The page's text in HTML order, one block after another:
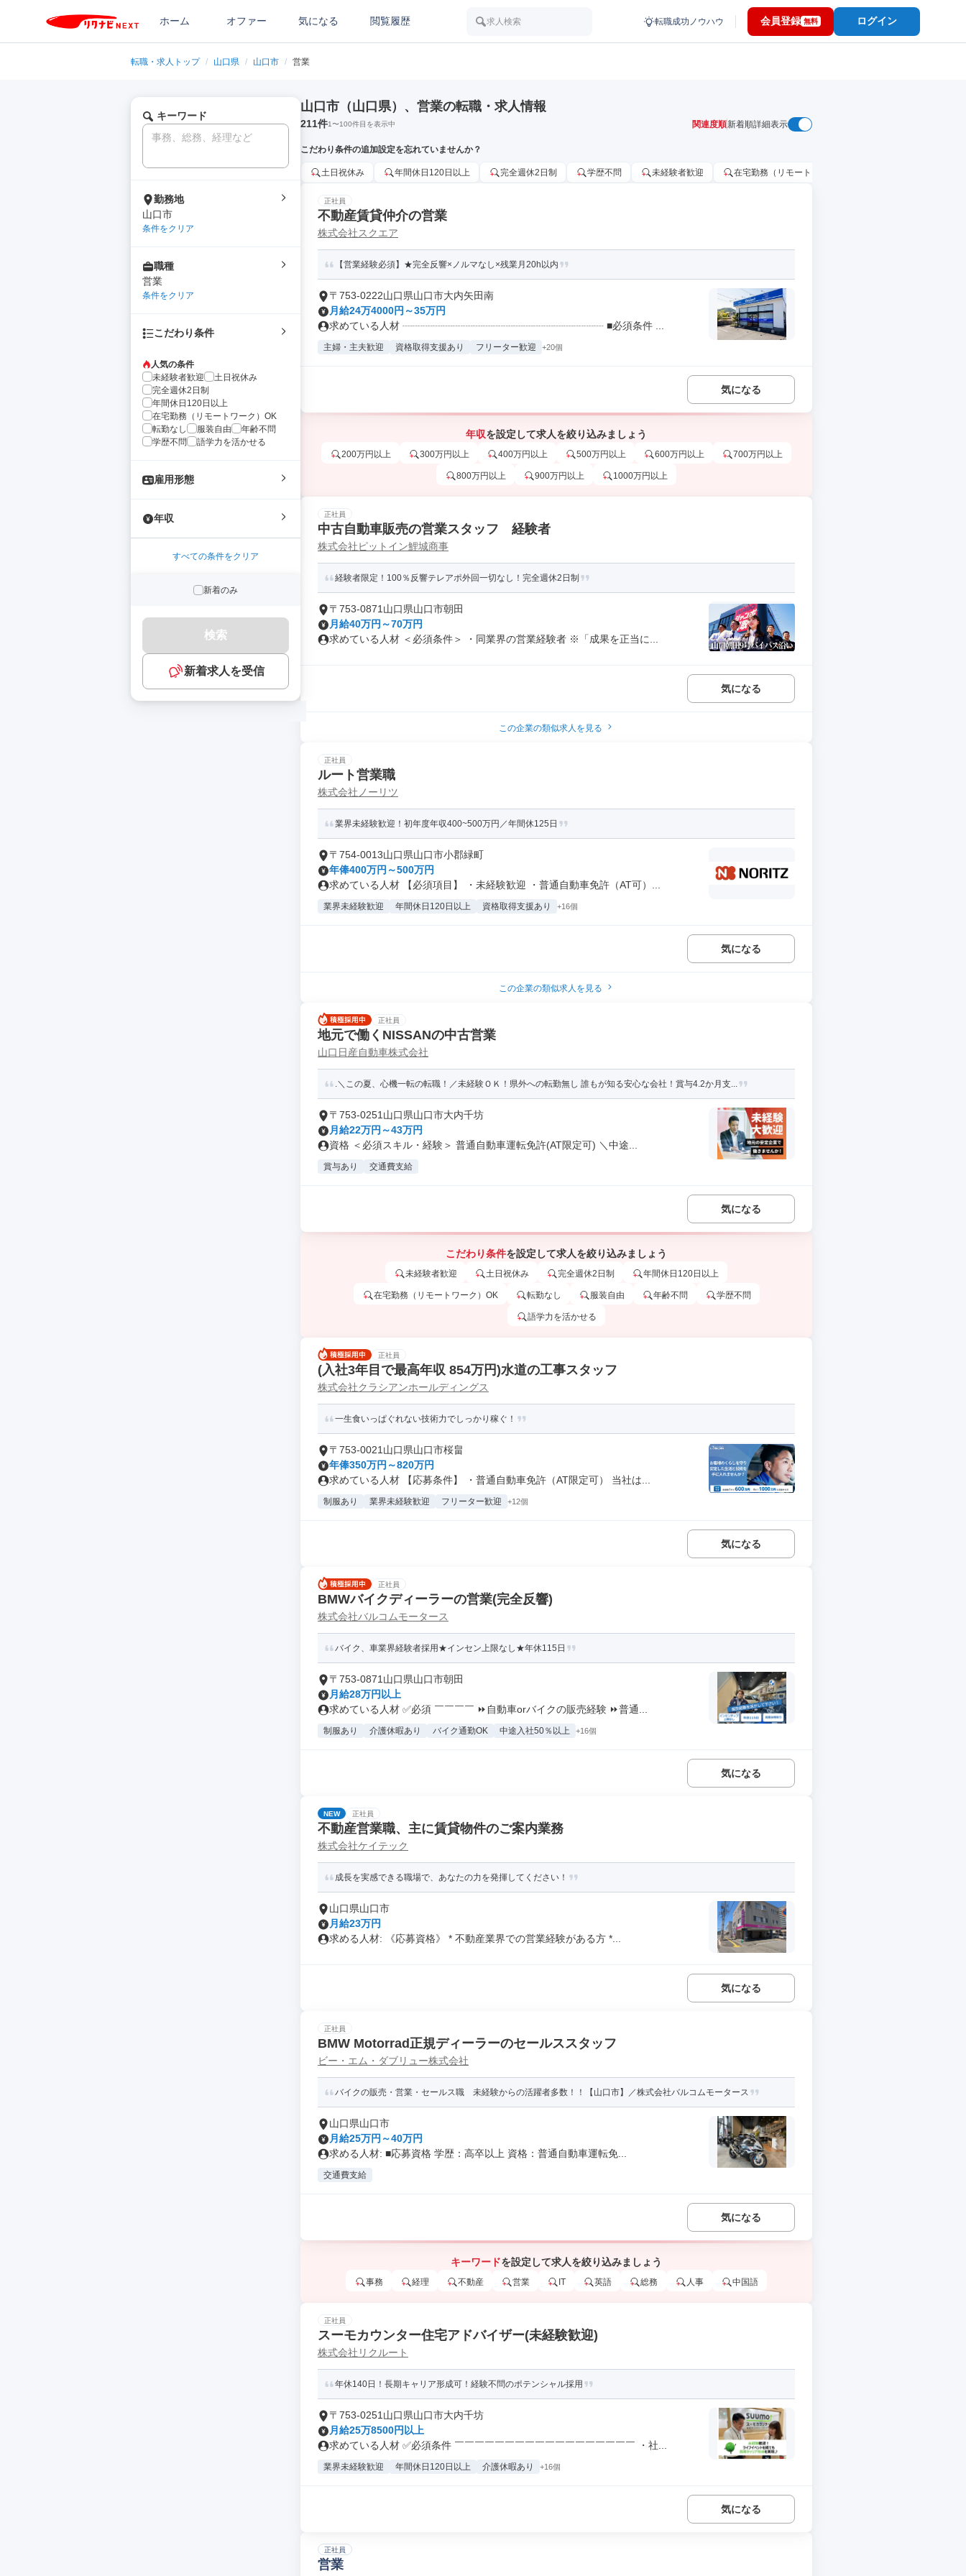
ホーム オファー 気になる 閲覧履歴 求人検索 転職成功ノウハウ 会員登録 無料 ログイン
転職・求人トップ / 山口県 / 山口市 / 営業
キーワード
勤務地
山口市
条件をクリア
職種
営業
条件をクリア
こだわり条件
人気の条件
未経験者歓迎
土日祝休み
完全週休2日制
年間休日120日以上
在宅勤務（リモートワーク）OK
転勤なし
服装自由
年齢不問
学歴不問
語学力を活かせる
雇用形態
年収
すべての条件をクリア
新着のみ
検索
新着求人を受信
山口市（山口県）、営業の転職・求人情報
211件1〜100件目を表示中 関連度順新着順詳細表示
こだわり条件の追加設定を忘れていませんか？
土日祝休み 年間休日120日以上 完全週休2日制 学歴不問 未経験者歓迎 在宅勤務（リモートワーク）OK
正社員
不動産賃貸仲介の営業
株式会社スクエア
【営業経験必須】★完全反響×ノルマなし×残業月20h以内
〒753-0222山口県山口市大内矢田南
月給24万4000円～35万円
求めている人材 ┈┈┈┈┈┈┈┈┈┈┈┈┈┈┈┈┈┈┈┈ ■必須条件 ...
主婦・主夫歓迎 資格取得支援あり フリーター歓迎 +20個
気になる
年収を設定して求人を絞り込みましょう
200万円以上 300万円以上 400万円以上 500万円以上 600万円以上 700万円以上
800万円以上 900万円以上 1000万円以上
正社員
中古自動車販売の営業スタッフ 経験者
株式会社ピットイン鯉城商事
経験者限定！100％反響テレアポ外回一切なし！完全週休2日制
〒753-0871山口県山口市朝田
月給40万円～70万円
求めている人材 ＜必須条件＞ ・同業界の営業経験者 ※「成果を正当に...
気になる
この企業の類似求人を見る
正社員
ルート営業職
株式会社ノーリツ
業界未経験歓迎！初年度年収400~500万円／年間休125日
〒754-0013山口県山口市小郡緑町
年俸400万円～500万円
求めている人材 【必須項目】 ・未経験歓迎 ・普通自動車免許（AT可）...
業界未経験歓迎 年間休日120日以上 資格取得支援あり +16個
気になる
この企業の類似求人を見る
正社員
地元で働くNISSANの中古営業
山口日産自動車株式会社
.＼この夏、心機一転の転職！／未経験ＯＫ！県外への転勤無し 誰もが知る安心な会社！賞与4.2か月支...
〒753-0251山口県山口市大内千坊
月給22万円～43万円
資格 ＜必須スキル・経験＞ 普通自動車運転免許(AT限定可) ＼中途...
賞与あり 交通費支給
気になる
こだわり条件を設定して求人を絞り込みましょう
未経験者歓迎 土日祝休み 完全週休2日制 年間休日120日以上
在宅勤務（リモートワーク）OK 転勤なし 服装自由 年齢不問 学歴不問
語学力を活かせる
正社員
(入社3年目で最高年収 854万円)水道の工事スタッフ
株式会社クラシアンホールディングス
一生食いっぱぐれない技術力でしっかり稼ぐ！
〒753-0021山口県山口市桜畠
年俸350万円～820万円
求めている人材 【応募条件】 ・普通自動車免許（AT限定可） 当社は...
制服あり 業界未経験歓迎 フリーター歓迎 +12個
気になる
正社員
BMWバイクディーラーの営業(完全反響)
株式会社バルコムモータース
バイク、車業界経験者採用★インセン上限なし★年休115日
〒753-0871山口県山口市朝田
月給28万円以上
求めている人材 ✅必須 ￣￣￣￣ ⏩自動車orバイクの販売経験 ⏩普通...
制服あり 介護休暇あり バイク通勤OK 中途入社50％以上 +16個
気になる
NEW 正社員
不動産営業職、主に賃貸物件のご案内業務
株式会社ケイテック
成長を実感できる職場で、あなたの力を発揮してください！
山口県山口市
月給23万円
求める人材: 《応募資格》 * 不動産業界での営業経験がある方 *...
気になる
正社員
BMW Motorrad正規ディーラーのセールススタッフ
ビー・エム・ダブリュー株式会社
バイクの販売・営業・セールス職 未経験からの活躍者多数！！【山口市】／株式会社バルコムモータース
山口県山口市
月給25万円～40万円
求める人材: ■応募資格 学歴：高卒以上 資格：普通自動車運転免...
交通費支給
気になる
キーワードを設定して求人を絞り込みましょう
事務 経理 不動産 営業 IT 英語 総務 人事 中国語
正社員
スーモカウンター住宅アドバイザー(未経験歓迎)
株式会社リクルート
年休140日！長期キャリア形成可！経験不問のポテンシャル採用
〒753-0251山口県山口市大内千坊
月給25万8500円以上
求めている人材 ✅必須条件 ￣￣￣￣￣￣￣￣￣￣￣￣￣￣￣￣￣￣ ・社...
業界未経験歓迎 年間休日120日以上 介護休暇あり +16個
気になる
正社員
営業